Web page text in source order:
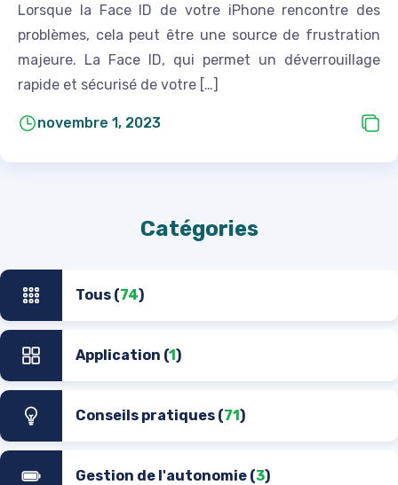
Lorsque la Face ID de votre iPhone rencontre des
problèmes, cela peut être une source de frustration
majeure. La Face ID, qui permet un déverrouillage
rapide et sécurisé de votre […]
novembre 1, 2023
Catégories
Tous (74)
Application (1)
Conseils pratiques (71)
Gestion de l'autonomie (3)